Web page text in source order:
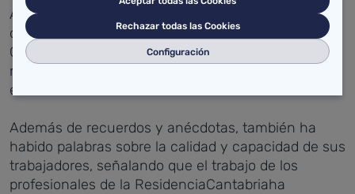
Abierta el 1 de agosto de 1969, los trabajadores han
calificado a la Residencia como "cuna de
Cantabria", ya que la mayor parte de los cántabros
nacidos en los últimos 47 años lo ha hecho en este
edificio.
Además de recuerdos y anécdotas, también ha
habido palabras sobre la calidad y capacidad de sus
trabajadores, señalando que el trabajo de los
profesionales de la ResidenciaCantabriaha
Rechazar todas las Cookies
Configuración